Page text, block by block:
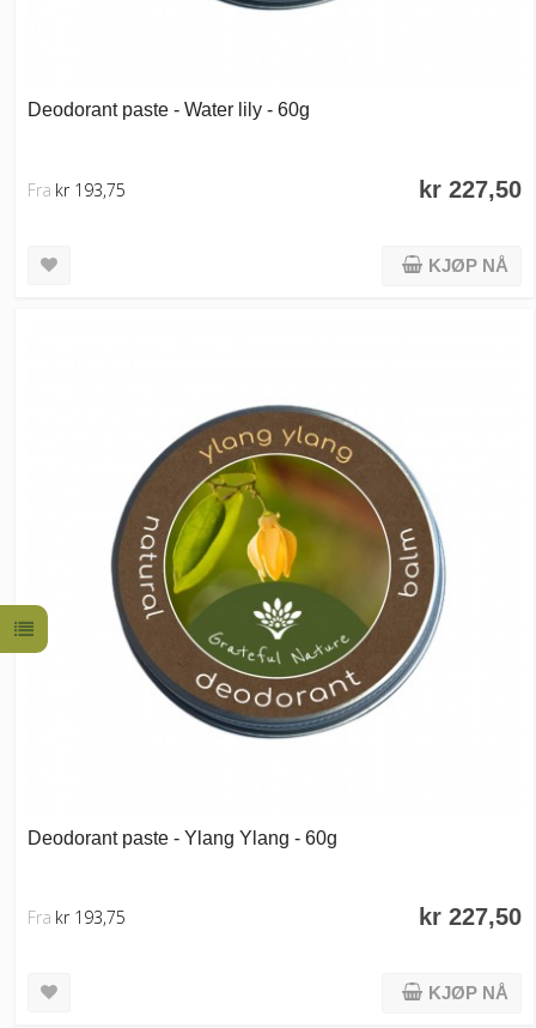
Deodorant paste - Water lily - 60g
kr 227,50
Fra kr 193,75
KJØP NÅ
Deodorant paste - Ylang Ylang - 60g
kr 227,50
Fra kr 193,75
KJØP NÅ